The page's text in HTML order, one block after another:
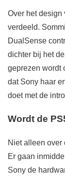
Over het design
verdeeld.
DualSense
dichter bij het
geprezen wordt
dat Sony haar
doet met de
Wordt de
Niet alleen over
Er gaan
Sony de